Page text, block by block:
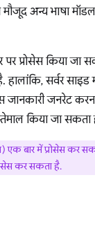
अन्य भाषा
पर प्रोसेस किया
सर्वर
जानकारी जनरेट
किया जा सकता
एक बार में प्रोसेस कर
कर सकता है.